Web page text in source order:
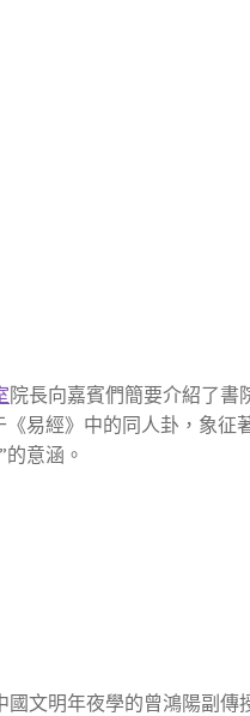
院長向嘉賓們簡要介紹了
易經》中的同人卦，象
的意涵。
文明年夜學的曾鴻陽副